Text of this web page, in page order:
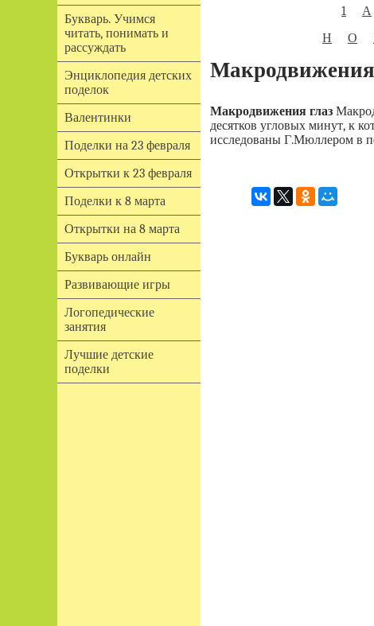
Букварь. Учимся
читать, понимать и
рассуждать
Энциклопедия детских
поделок
Валентинки
Поделки на 23 февраля
Открытки к 23 февраля
Поделки к 8 марта
Открытки на 8 марта
Букварь онлайн
Развивающие игры
Логопедические
занятия
Лучшие детские
поделки
1
А
Н
О
Макродвижения
Макродвижения глаз
десятков угловых минут, к
исследованы Г.Мюллером в